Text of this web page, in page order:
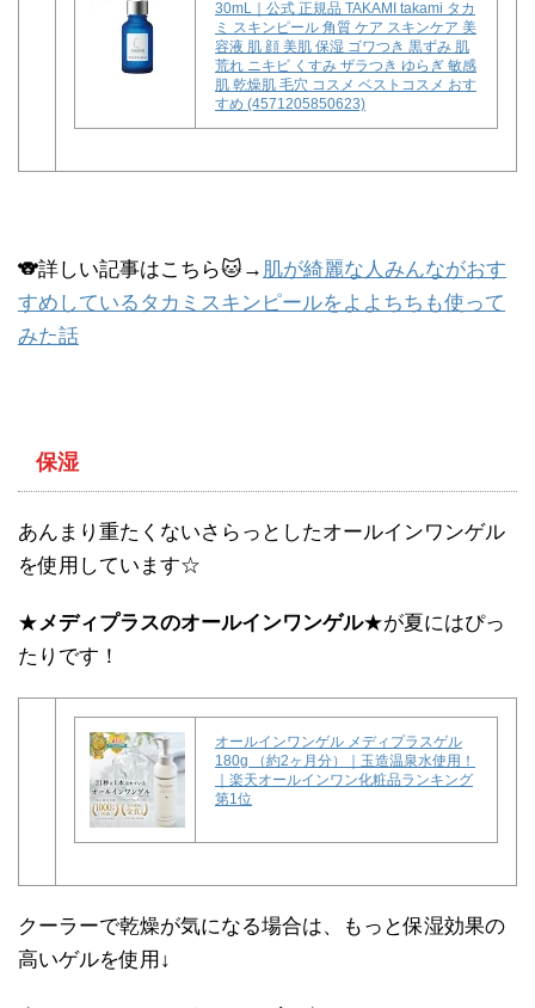
30mL｜公式 正規品 TAKAMI takami タカ
ミ スキンピール 角質 ケア スキンケア 美
容液 肌 顔 美肌 保湿 ゴワつき 黒ずみ 肌
荒れ ニキビ くすみ ザラつき ゆらぎ 敏感
肌 乾燥肌 毛穴 コスメ ベストコスメ おす
すめ (4571205850623)
🐨詳しい記事はこちら🐱→ 肌が綺麗な人みんながおす
すめしているタカミスキンピールをよよちちも使って
みた話
保湿
あんまり重たくないさらっとしたオールインワンゲル
を使用しています☆
★メディプラスのオールインワンゲル★が夏にはぴっ
たりです！
オールインワンゲル メディプラスゲル
180g （約2ヶ月分）｜玉造温泉水使用！
｜楽天オールインワン化粧品ランキング
第1位
クーラーで乾燥が気になる場合は、もっと保湿効果の
高いゲルを使用↓